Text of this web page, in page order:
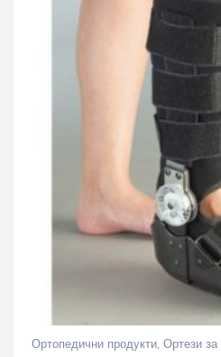
Ортопедични продукти, Ортези